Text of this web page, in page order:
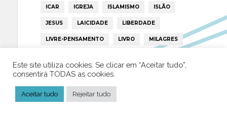
ICAR IGREJA ISLAMISMO ISLÃO
JESUS LAICIDADE LIBERDADE
LIVRE-PENSAMENTO LIVRO MILAGRES
PAPA PAPAS PEDOFILIA
PORTUGAL RELIGIÃO
TRUMP VATICANO
Este site utiliza cookies. Se clicar em “Aceitar tudo”,
consentirá TODAS as cookies.
Aceitar tudo Rejeitar tudo